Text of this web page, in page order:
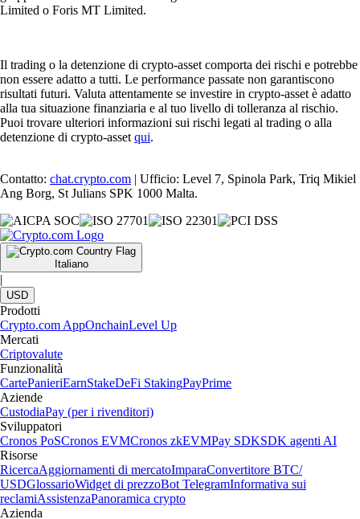
Limited o Foris MT Limited.
Il trading o la detenzione di crypto-asset comporta dei rischi e potrebbe
non essere adatto a tutti. Le performance passate non garantiscono
risultati futuri. Valuta attentamente se investire in crypto-asset è adatto
alla tua situazione finanziaria e al tuo livello di tolleranza al rischio.
Puoi trovare ulteriori informazioni sui rischi legati al trading o alla
detenzione di crypto-asset qui.
Contatto: chat.crypto.com | Ufficio: Level 7, Spinola Park, Triq Mikiel
Ang Borg, St Julians SPK 1000 Malta.
Italiano
|
USD
Prodotti
Crypto.com AppOnchainLevel Up
Mercati
Criptovalute
Funzionalità
CartePanieriEarnStakeDeFi StakingPayPrime
Aziende
CustodiaPay (per i rivenditori)
Sviluppatori
Cronos PoSCronos EVMCronos zkEVMPay SDKSDK agenti AI
Risorse
RicercaAggiornamenti di mercatoImparaConvertitore BTC/
USDGlossarioWidget di prezzoBot TelegramInformativa sui
reclamiAssistenzaPanoramica crypto
Azienda